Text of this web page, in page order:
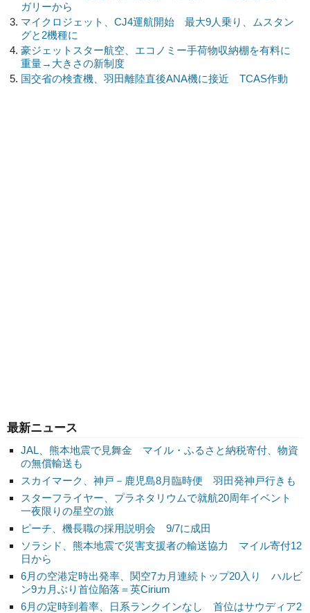
最新ニュース
JAL、熊本地震で見舞金 マイル・ふるさと納税寄付、物資
の無償輸送も
スカイマーク、神戸－鹿児島8月臨時便 羽田発神戸行きも
スターフライヤー、プラネタリウムで就航20周年イベント
一夜限りの星空の旅
ピーチ、機長職の採用説明会 9/7に成田
ソラシド、熊本地震で災害支援者の輸送協力 マイル寄付12
日から
6月の空港定時出発率、関空7カ月連続トップ20入り ハルビ
ン9カ月ぶり首位陥落＝英Cirium
6月の定時到着率、日系ランクインなし 首位はサウディア2
ガリーから
マイクロジェット、CJ4運航開始 最大9人乗り、ムスタン
グと2機種に
豪ジェットスター航空、エコノミー手荷物収納棚を有料に
重量→大きさの新制度
国交省の検査機、羽田離陸直後ANA機に接近 TCAS作動